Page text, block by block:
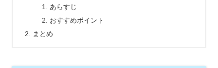
あらすじ
おすすめポイント
まとめ